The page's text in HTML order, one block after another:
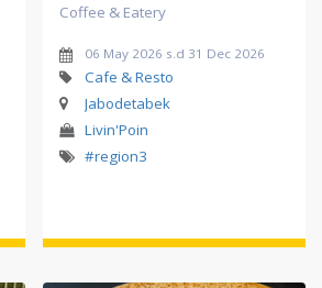
Coffee & Eatery
06 May 2026 s.d 31 Dec 2026
Cafe & Resto
Jabodetabek
Livin'Poin
#region3